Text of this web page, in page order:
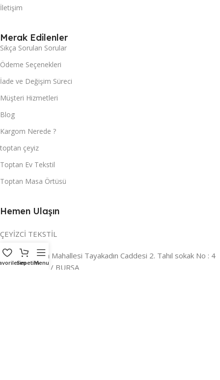
İletişim
Merak Edilenler
Sıkça Sorulan Sorular
Ödeme Seçenekleri
İade ve Değişim Süreci
Müşteri Hizmetleri
Blog
Kargom Nerede ?
toptan çeyiz
Toptan Ev Tekstil
Toptan Masa Örtüsü
Hemen Ulaşın
ÇEYİZCİ TEKSTİL
Adres:Reyhan Mahallesi Tayakadın Caddesi 2. Tahıl sokak No : 4
/ a Osmangazi / BURSA
SepetimMenu